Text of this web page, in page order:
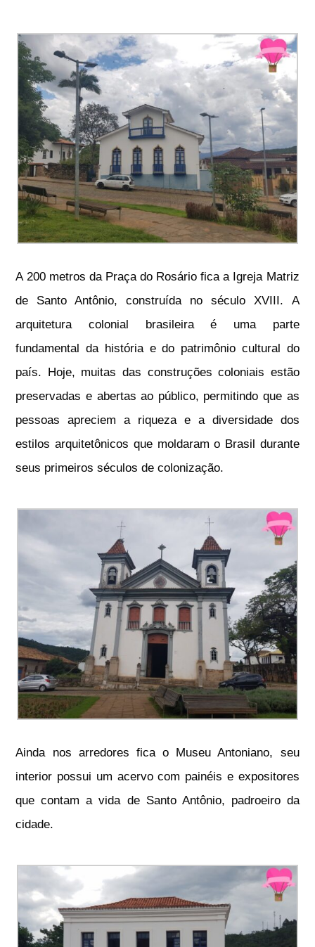
A 200 metros da Praça do Rosário fica a Igreja Matriz
de Santo Antônio, construída no século XVIII. A
arquitetura colonial brasileira é uma parte
fundamental da história e do patrimônio cultural do
país. Hoje, muitas das construções coloniais estão
preservadas e abertas ao público, permitindo que as
pessoas apreciem a riqueza e a diversidade dos
estilos arquitetônicos que moldaram o Brasil durante
seus primeiros séculos de colonização.
Ainda nos arredores fica o Museu Antoniano, seu
interior possui um acervo com painéis e expositores
que contam a vida de Santo Antônio, padroeiro da
cidade.